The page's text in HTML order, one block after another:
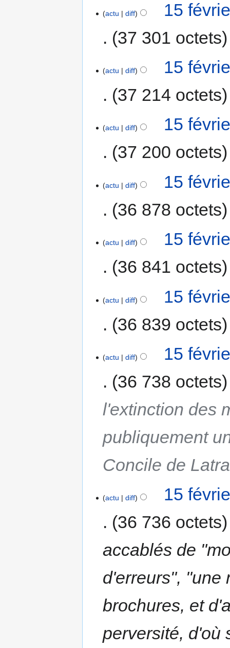
actu diff
15
37 301 octets
actu diff
15
37 214 octets
actu diff
15
37 200 octets
actu diff
15
36 878 octets
actu diff
15
36 841 octets
actu diff
15
36 839 octets
actu diff
15
36 738 octets
l'extinction des
publiquement
Concile de
actu diff
15
36 736 octets
accablés de
d'erreurs", "une
brochures, et
perversité, d'où